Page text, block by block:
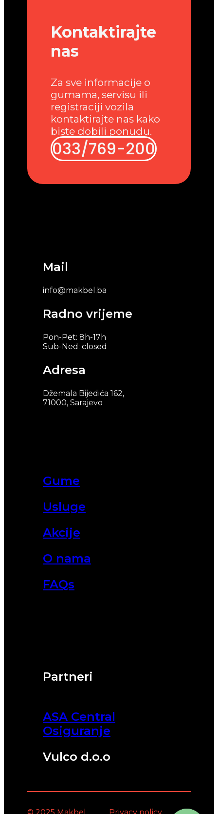
Partneri
ASA Central
Osiguranje
Vulco d.o.o
Gume
Usluge
Akcije
O nama
FAQs
Mail
info@makbel.ba
Radno vrijeme
Pon-Pet: 8h-17h
Sub-Ned: closed
Adresa
Džemala Bijedića 162,
71000, Sarajevo
Kontaktirajte
nas
Za sve informacije o
gumama, servisu ili
registraciji vozila
kontaktirajte nas kako
biste dobili ponudu.
033/769-200